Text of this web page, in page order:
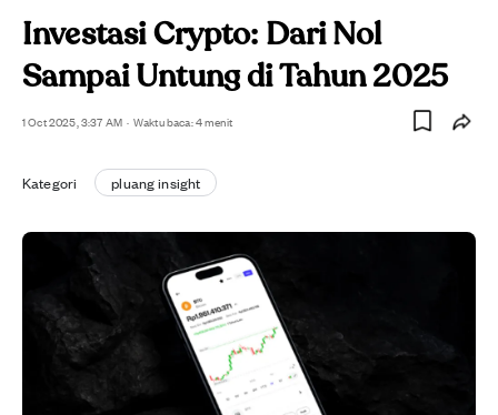
Investasi Crypto: Dari Nol
Sampai Untung di Tahun 2025
1 Oct 2025, 3:37 AM · Waktu baca: 4 menit
Kategori pluang insight